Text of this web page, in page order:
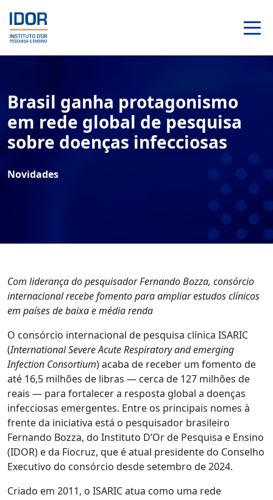
Brasil ganha protagonismo
em rede global de pesquisa
sobre doenças infecciosas
Novidades
Com liderança do pesquisador Fernando Bozza, consórcio
internacional recebe fomento para ampliar estudos clínicos
em países de baixa e média renda
O consórcio internacional de pesquisa clínica ISARIC
(International Severe Acute Respiratory and emerging
Infection Consortium) acaba de receber um fomento de
até 16,5 milhões de libras — cerca de 127 milhões de
reais — para fortalecer a resposta global a doenças
infecciosas emergentes. Entre os principais nomes à
frente da iniciativa está o pesquisador brasileiro
Fernando Bozza, do Instituto D’Or de Pesquisa e Ensino
(IDOR) e da Fiocruz, que é atual presidente do Conselho
Executivo do consórcio desde setembro de 2024.
Criado em 2011, o ISARIC atua como uma rede